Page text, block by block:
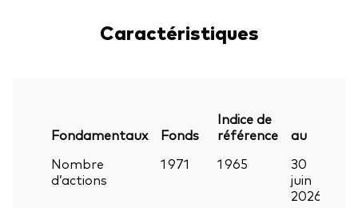
Caractéristiques
Fondamentaux Fonds
Indice de
référence
au
Nombre
d’actions
1 971 1 965
30
juin
2026